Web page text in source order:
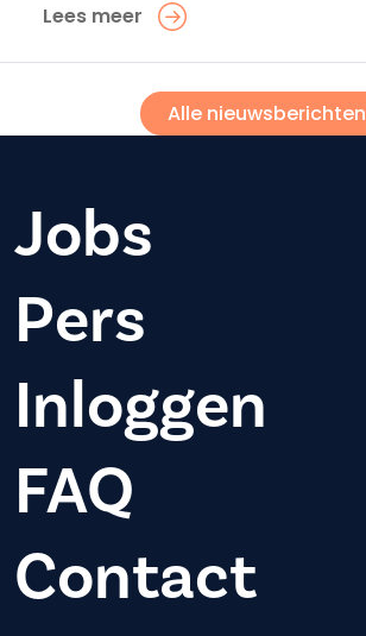
Lees meer
Alle nieuwsberichten
Jobs
Pers
Inloggen
FAQ
Contact